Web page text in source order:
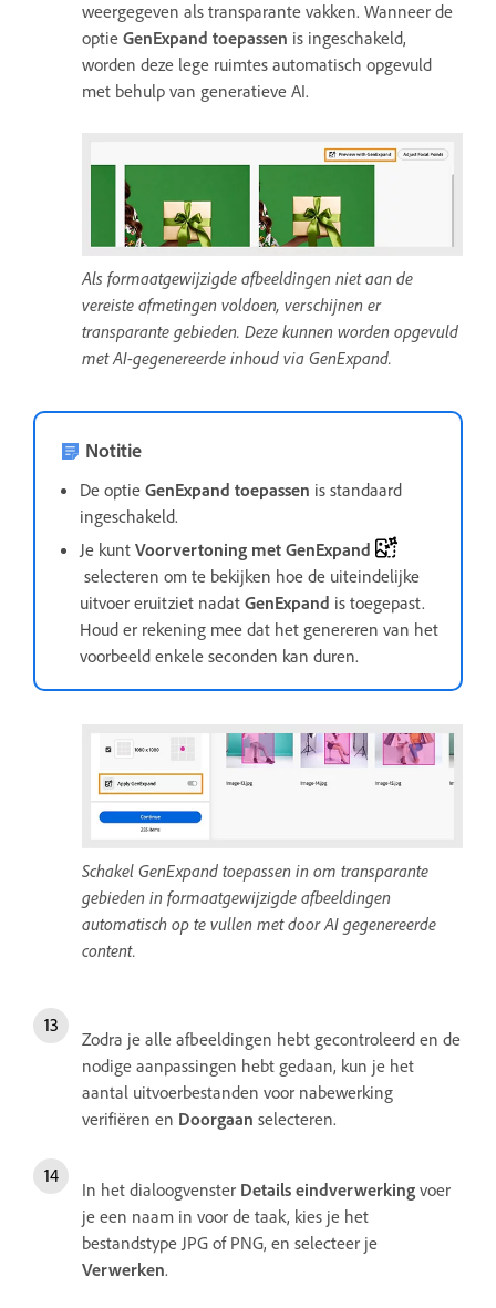
weergegeven als transparante vakken. Wanneer de
optie GenExpand toepassen is ingeschakeld,
worden deze lege ruimtes automatisch opgevuld
met behulp van generatieve AI.
Als formaatgewijzigde afbeeldingen niet aan de
vereiste afmetingen voldoen, verschijnen er
transparante gebieden. Deze kunnen worden opgevuld
met AI-gegenereerde inhoud via GenExpand.
Notitie
De optie GenExpand toepassen is standaard
ingeschakeld.
Je kunt Voorvertoning met GenExpand
selecteren om te bekijken hoe de uiteindelijke
uitvoer eruitziet nadat GenExpand is toegepast.
Houd er rekening mee dat het genereren van het
voorbeeld enkele seconden kan duren.
Schakel GenExpand toepassen in om transparante
gebieden in formaatgewijzigde afbeeldingen
automatisch op te vullen met door AI gegenereerde
content.
Zodra je alle afbeeldingen hebt gecontroleerd en de
nodige aanpassingen hebt gedaan, kun je het
aantal uitvoerbestanden voor nabewerking
verifiëren en Doorgaan selecteren.
In het dialoogvenster Details eindverwerking voer
je een naam in voor de taak, kies je het
bestandstype JPG of PNG, en selecteer je
Verwerken.